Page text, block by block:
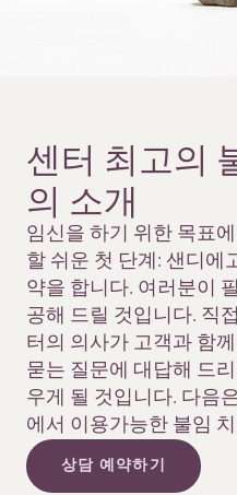
센터 최고의
의 소개
임신을 하기 위한 목표
할 쉬운 첫 단계: 샌디에
약을 합니다. 여러분이
공해 드릴 것입니다. 직
터의 의사가 고객과 함
묻는 질문에 대답해 드
우게 될 것입니다. 다음
에서 이용가능한 불임
상담 예약하기